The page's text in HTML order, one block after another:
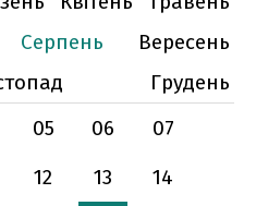
Серпень
Вересень
Грудень
05 06
07
12 13
14